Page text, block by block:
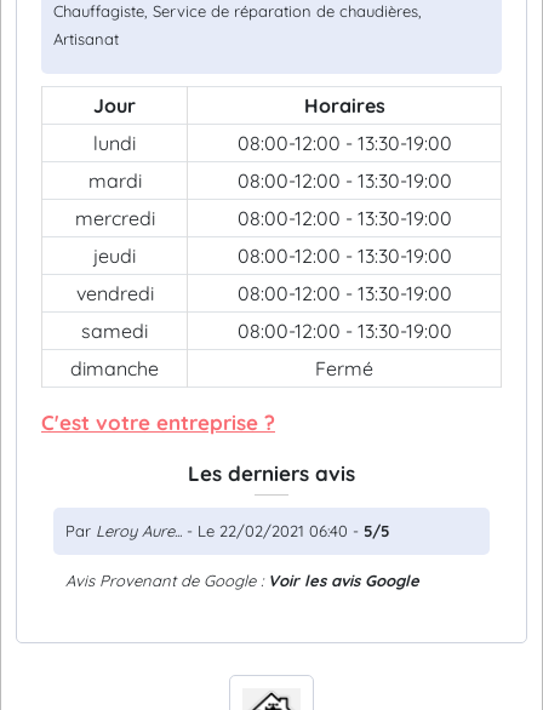
Chauffagiste, Service de réparation de chaudières,
Artisanat
Jour
Horaires
lundi
08:00-12:00 - 13:30-19:00
mardi
08:00-12:00 - 13:30-19:00
mercredi
08:00-12:00 - 13:30-19:00
jeudi
08:00-12:00 - 13:30-19:00
vendredi
08:00-12:00 - 13:30-19:00
samedi
08:00-12:00 - 13:30-19:00
dimanche
Fermé
C'est votre entreprise ?
Les derniers avis
Par Leroy Aure... - Le 22/02/2021 06:40 - 5/5
Avis Provenant de Google : Voir les avis Google